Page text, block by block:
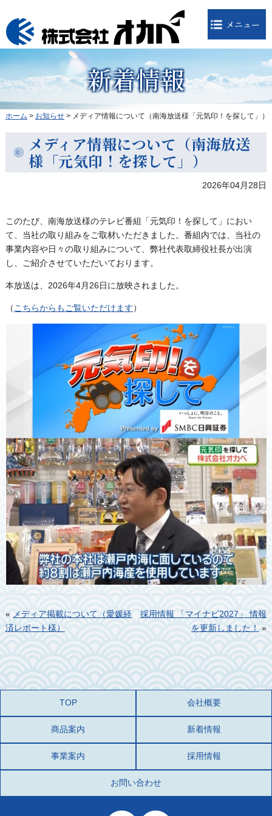
メニュー
新着情報
ホーム > お知らせ> メディア情報について（南海放送様「元気印！を探して」）
メディア情報について（南海放送
様「元気印！を探して」）
2026年04月28日
このたび、南海放送様のテレビ番組「元気印！を探して」におい
て、当社の取り組みをご取材いただきました。番組内では、当社の
事業内容や日々の取り組みについて、弊社代表取締役社長が出演
し、ご紹介させていただいております。
本放送は、2026年4月26日に放映されました。
（ こちらからもご覧いただけます）
« メディア掲載について（愛媛経
済レポート様）
採用情報 「マイナビ2027」 情報
を更新しました！
»
TOP 会社概要
商品案内 新着情報
事業案内 採用情報
お問い合わせ